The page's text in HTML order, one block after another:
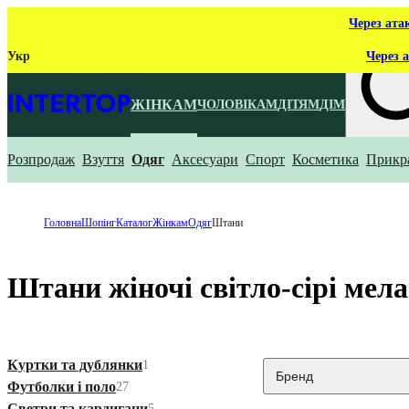
Через
Укр Через
ЖІНКАМЧОЛОВІКАМДІТЯМДІМ
Що ти
Розпродаж Взуття Одяг Аксесуари Спорт Косметика
ГоловнаШопінгКаталогЖінкамОдягШтани
Штани жіночі світло-сірі
Куртки та дублянки1
Футболки і поло27
Бренд